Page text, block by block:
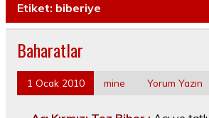
Etiket: biberiye
Baharatlar
1 Ocak 2010 mine Yorum Yazın